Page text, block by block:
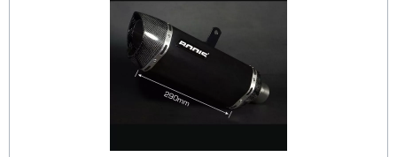
Endschalldämpfer erfolgt schnell und unkompliziert. EG-
Typgenehmigt und straßenzugelassen Hochwertiges
Edelstahl- oder Fulltitan-Material Verbesserte
Performance und Drehmomentsteigerung Einfache
Montage durch Plug-&-Play-Austausch Mit
herausnehmbarem DB-Eater Lieferumfang: 1x Bodis GP1
Endschalldämpfer (linke und rechte Seite)
Herausnehmbarer DB-Eater Montagematerial